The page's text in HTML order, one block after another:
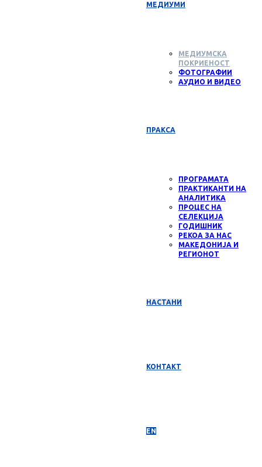
МЕДИУМИ
МЕДИУМСКА
ПОКРИЕНОСТ
ФОТОГРАФИИ
АУДИО И ВИДЕО
ПРАКСА
ПРОГРАМАТА
ПРАКТИКАНТИ НА
АНАЛИТИКА
ПРОЦЕС НА
СЕЛЕКЦИЈА
ГОДИШНИК
РЕКОА ЗА НАС
МАКЕДОНИЈА И
РЕГИОНОТ
НАСТАНИ
КОНТАКТ
EN